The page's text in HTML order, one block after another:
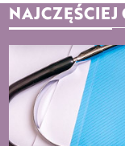
NAJCZĘŚCIEJ